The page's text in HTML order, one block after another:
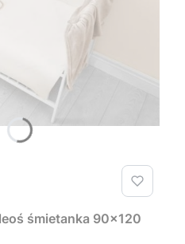
śmietanka 90x120